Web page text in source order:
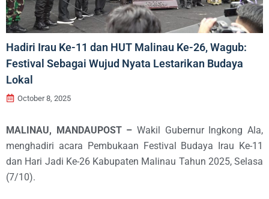
Hadiri Irau Ke-11 dan HUT Malinau Ke-26, Wagub:
Festival Sebagai Wujud Nyata Lestarikan Budaya
Lokal
October 8, 2025
MALINAU, MANDAUPOST –Wakil Gubernur Ingkong Ala,
menghadiri acara Pembukaan Festival Budaya Irau Ke-11
dan Hari Jadi Ke-26 Kabupaten Malinau Tahun 2025, Selasa
(7/10).